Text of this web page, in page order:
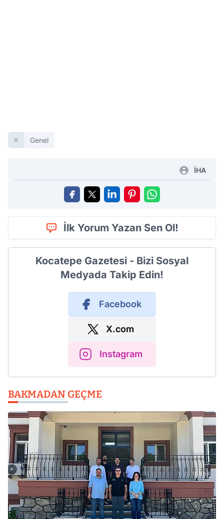
Genel
İHA
İlk Yorum Yazan Sen Ol!
Kocatepe Gazetesi - Bizi Sosyal
Medyada Takip Edin!
Facebook
X.com
Instagram
BAKMADAN GEÇME